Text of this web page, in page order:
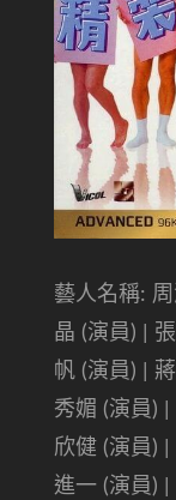
藝人名稱:
晶 (演員) |
帆 (演員) |
秀媚 (演員)
欣健 (演員)
進一 (演員)